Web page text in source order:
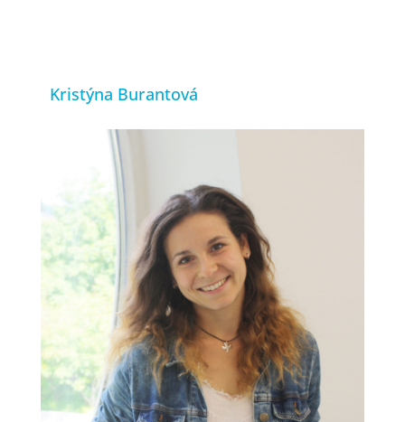
Kristýna Burantová